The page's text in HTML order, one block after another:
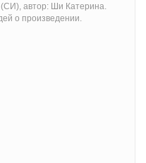
автор: Ши Катерина.
о произведении.